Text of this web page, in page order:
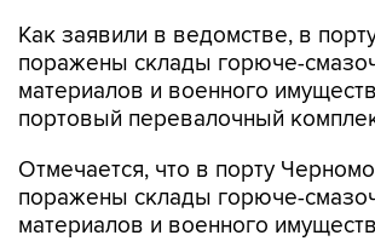
Как заявили в ведомстве, в
поражены склады горюче-
материалов и военного
портовый перевалочный
Отмечается, что в порту
поражены склады горюче-
материалов и военного